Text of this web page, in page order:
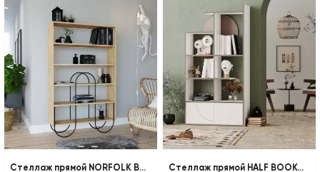
Стеллаж прямой NORFOLK BOOKCASE Стеллаж прямой HALF BOOKCASE